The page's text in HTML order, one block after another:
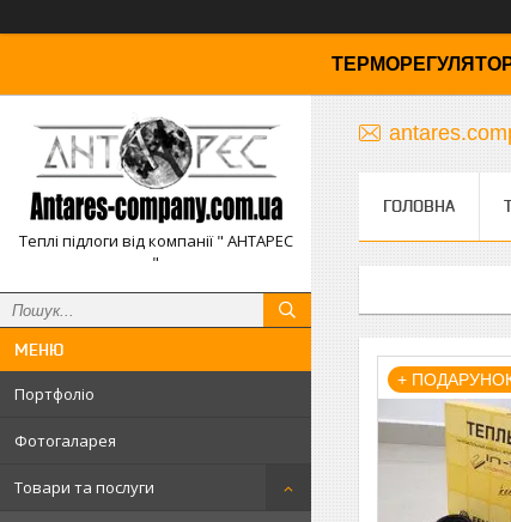
Теплі підлоги від компанії " АНТАРЕС
"
Портфоліо
Фотогаларея
Товари та послуги
ГОЛОВНА
+